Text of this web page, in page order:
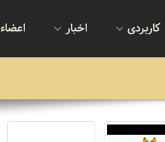
کاربردی اخبار اعضاء